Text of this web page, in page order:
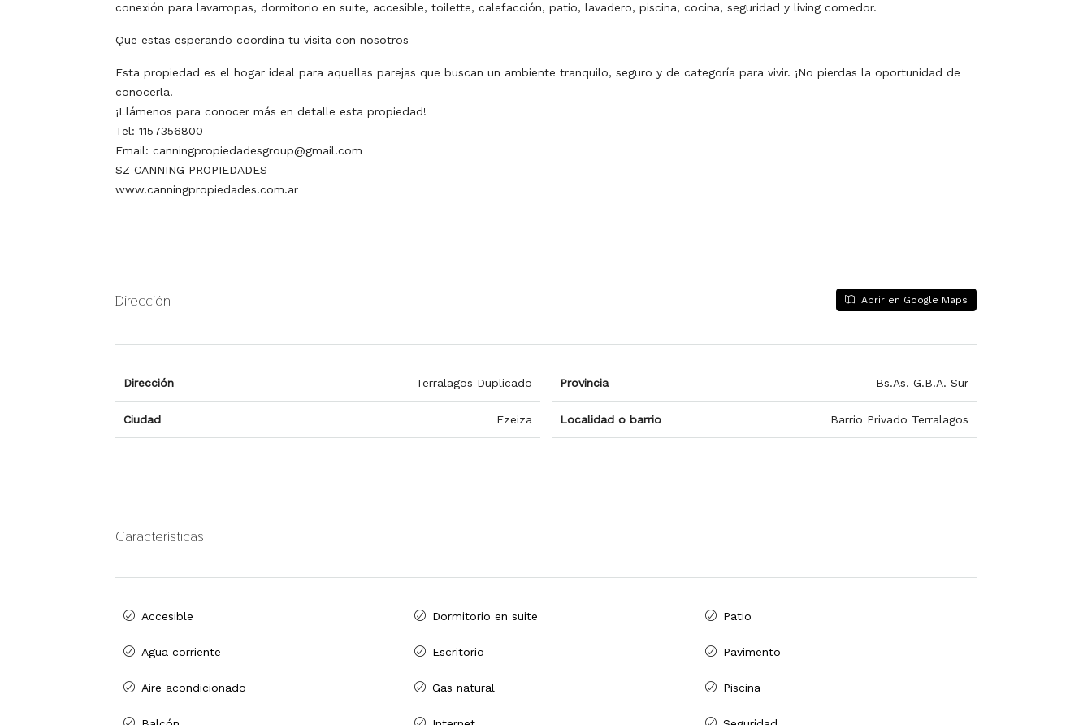
conexión para lavarropas, dormitorio en suite, accesible, toilette, calefacción, patio, lavadero, piscina, cocina, seguridad y living comedor.
Que estas esperando coordina tu visita con nosotros
Esta propiedad es el hogar ideal para aquellas parejas que buscan un ambiente tranquilo, seguro y de categoría para vivir. ¡No pierdas la oportunidad de
conocerla!
¡Llámenos para conocer más en detalle esta propiedad!
Tel: 1157356800
Email: canningpropiedadesgroup@gmail.com
SZ CANNING PROPIEDADES
www.canningpropiedades.com.ar
Dirección Abrir en Google Maps
Dirección Terralagos Duplicado
Ciudad Ezeiza
Provincia Bs.As. G.B.A. Sur
Localidad o barrio Barrio Privado Terralagos
Características
Accesible
Agua corriente
Aire acondicionado
Dormitorio en suite
Escritorio
Gas natural
Patio
Pavimento
Piscina